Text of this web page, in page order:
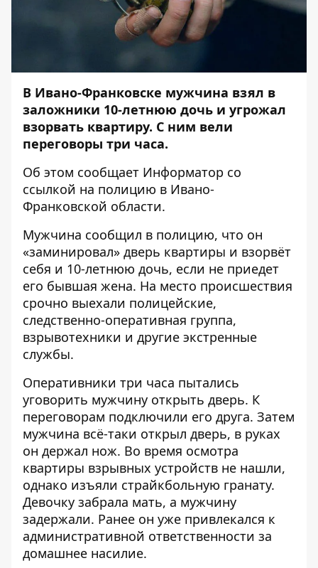
В Ивано-Франковске мужчина взял в
заложники 10-летнюю дочь и угрожал
взорвать квартиру. С ним вели
переговоры три часа.
Об этом сообщает Информатор со
ссылкой на полицию в Ивано-
Франковской области.
Мужчина сообщил в полицию, что он
«заминировал» дверь квартиры и взорвёт
себя и 10-летнюю дочь, если не приедет
его бывшая жена. На место происшествия
срочно выехали полицейские,
следственно-оперативная группа,
взрывотехники и другие экстренные
службы.
Оперативники три часа пытались
уговорить мужчину открыть дверь. К
переговорам подключили его друга. Затем
мужчина всё-таки открыл дверь, в руках
он держал нож. Во время осмотра
квартиры взрывных устройств не нашли,
однако изъяли страйкбольную гранату.
Девочку забрала мать, а мужчину
задержали. Ранее он уже привлекался к
административной ответственности за
домашнее насилие.